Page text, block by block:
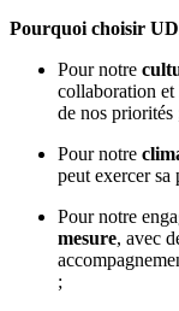
Pourquoi choisir
Pour notre
collaboration et
de nos priorités
Pour notre
peut exercer sa
Pour notre
mesure, avec
;